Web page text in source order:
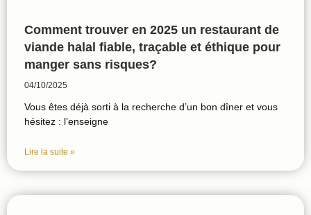
Comment trouver en 2025 un restaurant de
viande halal fiable, traçable et éthique pour
manger sans risques?
04/10/2025
Vous êtes déjà sorti à la recherche d’un bon dîner et vous
hésitez : l’enseigne
Lire la suite »